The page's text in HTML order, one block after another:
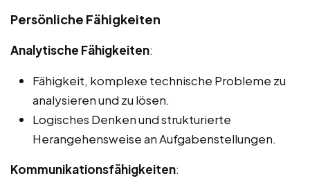
Persönliche Fähigkeiten
Analytische Fähigkeiten:
Fähigkeit, komplexe technische Probleme zu
analysieren und zu lösen.
Logisches Denken und strukturierte
Herangehensweise an Aufgabenstellungen.
Kommunikationsfähigkeiten: